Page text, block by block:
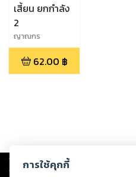
เสี้ยน ยกกำลัง
2
ญาณกร
62.00 ฿
Copyright © 2026
ต่อผลงานหรือเนื้อหาใดที่อัปโหลดผ่านเว็
การใช้คุกกี้